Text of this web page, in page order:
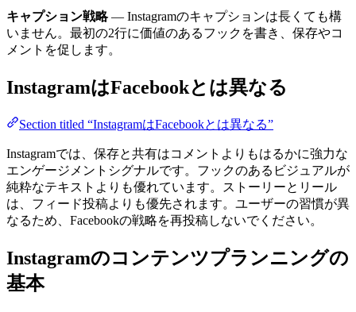
キャプション戦略— Instagramのキャプションは長くても構
いません。最初の2行に価値のあるフックを書き、保存やコ
メントを促します。
InstagramはFacebookとは異なる
Section titled “InstagramはFacebookとは異なる”
Instagramでは、保存と共有はコメントよりもはるかに強力な
エンゲージメントシグナルです。フックのあるビジュアルが
純粋なテキストよりも優れています。ストーリーとリール
は、フィード投稿よりも優先されます。ユーザーの習慣が異
なるため、Facebookの戦略を再投稿しないでください。
Instagramのコンテンツプランニングの
基本